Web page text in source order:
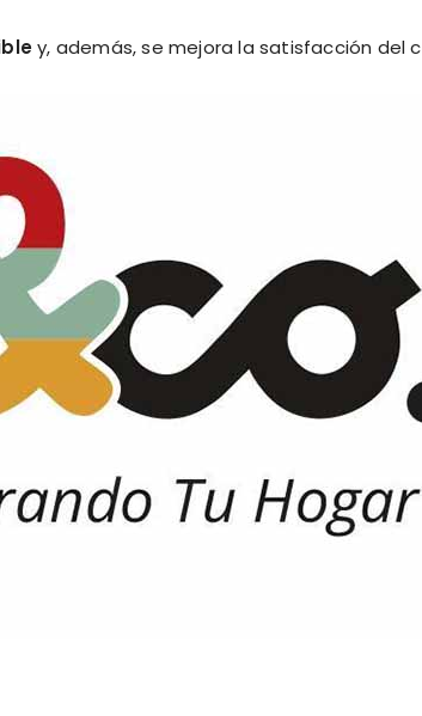
y, además, se mejora la satisfacción del